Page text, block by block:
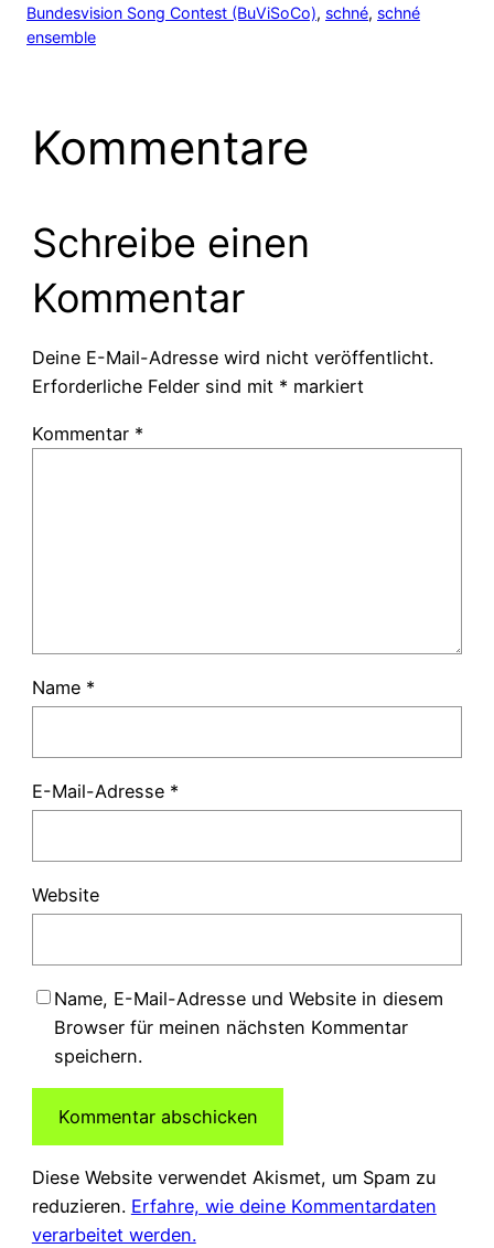
Bundesvision Song Contest (BuViSoCo), schné, schné
ensemble
Kommentare
Schreibe einen
Kommentar
Deine E-Mail-Adresse wird nicht veröffentlicht.
Erforderliche Felder sind mit * markiert
Kommentar *
Name *
E-Mail-Adresse *
Website
Name, E-Mail-Adresse und Website in diesem
Browser für meinen nächsten Kommentar
speichern.
Diese Website verwendet Akismet, um Spam zu
reduzieren. Erfahre, wie deine Kommentardaten
verarbeitet werden.